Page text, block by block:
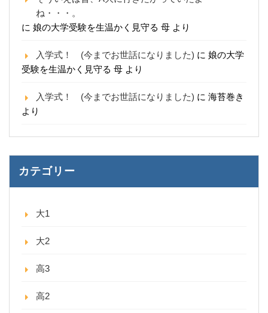
ね・・・。
に 娘の大学受験を生温かく見守る 母 より
入学式！ (今までお世話になりました) に 娘の大学
受験を生温かく見守る 母 より
入学式！ (今までお世話になりました) に 海苔巻き
より
カテゴリー
大1
大2
高3
高2